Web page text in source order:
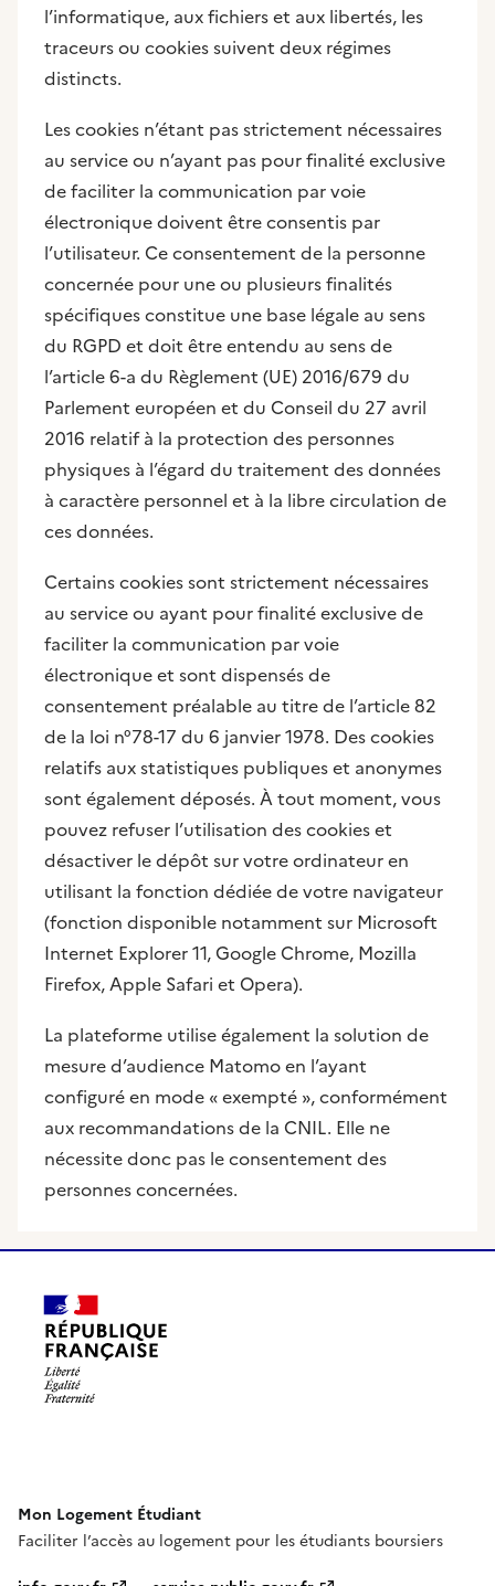
l’informatique, aux fichiers et aux libertés, les
traceurs ou cookies suivent deux régimes
distincts.
Les cookies n’étant pas strictement nécessaires
au service ou n’ayant pas pour finalité exclusive
de faciliter la communication par voie
électronique doivent être consentis par
l’utilisateur. Ce consentement de la personne
concernée pour une ou plusieurs finalités
spécifiques constitue une base légale au sens
du RGPD et doit être entendu au sens de
l’article 6-a du Règlement (UE) 2016/679 du
Parlement européen et du Conseil du 27 avril
2016 relatif à la protection des personnes
physiques à l’égard du traitement des données
à caractère personnel et à la libre circulation de
ces données.
Certains cookies sont strictement nécessaires
au service ou ayant pour finalité exclusive de
faciliter la communication par voie
électronique et sont dispensés de
consentement préalable au titre de l’article 82
de la loi n°78-17 du 6 janvier 1978. Des cookies
relatifs aux statistiques publiques et anonymes
sont également déposés. À tout moment, vous
pouvez refuser l’utilisation des cookies et
désactiver le dépôt sur votre ordinateur en
utilisant la fonction dédiée de votre navigateur
(fonction disponible notamment sur Microsoft
Internet Explorer 11, Google Chrome, Mozilla
Firefox, Apple Safari et Opera).
La plateforme utilise également la solution de
mesure d’audience Matomo en l’ayant
configuré en mode « exempté », conformément
aux recommandations de la CNIL. Elle ne
nécessite donc pas le consentement des
personnes concernées.
Mon Logement Étudiant
Faciliter l’accès au logement pour les étudiants boursiers